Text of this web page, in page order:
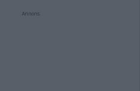
Annons: